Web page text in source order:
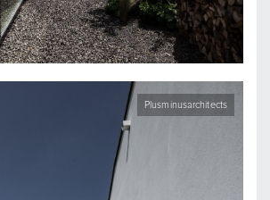
Plusminusarchitects